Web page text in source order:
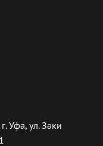
Уфа, ул. Заки